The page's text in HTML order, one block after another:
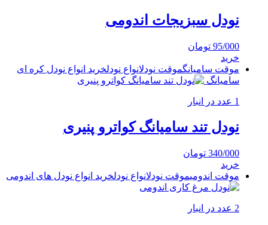
نودل سبزیجات اندومی
95/000 تومان
خرید
موقت سامیانگموقت نودلانواع نودلخرید انواع نودل کره ای
سامیانگ
1 عدد در انبار
نودل تند سامیانگ کواترو پنیری
340/000 تومان
خرید
موقت اندومیموقت نودلانواع نودلخرید انواع نودل های اندومی
2 عدد در انبار